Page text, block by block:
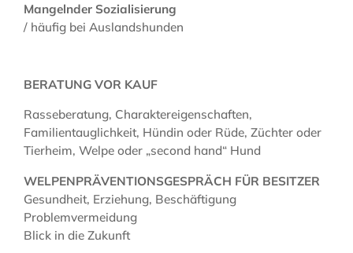
Mangelnder Sozialisierung
/ häufig bei Auslandshunden
BERATUNG VOR KAUF
Rasseberatung, Charaktereigenschaften,
Familientauglichkeit, Hündin oder Rüde, Züchter oder
Tierheim, Welpe oder „second hand“ Hund
WELPENPRÄVENTIONSGESPRÄCH FÜR BESITZER
Gesundheit, Erziehung, Beschäftigung
Problemvermeidung
Blick in die Zukunft